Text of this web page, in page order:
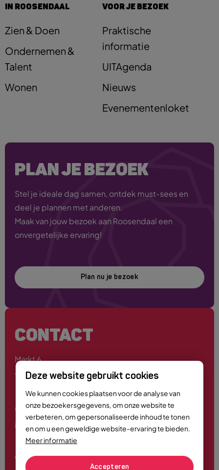
Deze website gebruikt cookies
We kunnen cookies plaatsen voor de analyse van
onze bezoekersgegevens, om onze website te
verbeteren, om gepersonaliseerde inhoud te tonen
en om u een geweldige website-ervaring te bieden.
Meer informatie
Accepteren
IN ROOSENDAAL
Zien & Doen
Ondernemen &
Talent
Wonen
VOOR JE BEZOEK
Praktische
informatie
UITAgenda
Nieuws
Evenementenloket
PLAN JE BEZOEK
Stel je ideale dag samen, ontdek must-sees en
deel je plannen met anderen.
Maak van jouw bezoek aan Roosendaal een
onvergetelijke ervaring!
Plan nu je bezoek
CONTACT
Markt 6
4701 PE Roosendaal
0165 - 55 44 00
info@roosendaalcitymarketing.nl
Volg ons